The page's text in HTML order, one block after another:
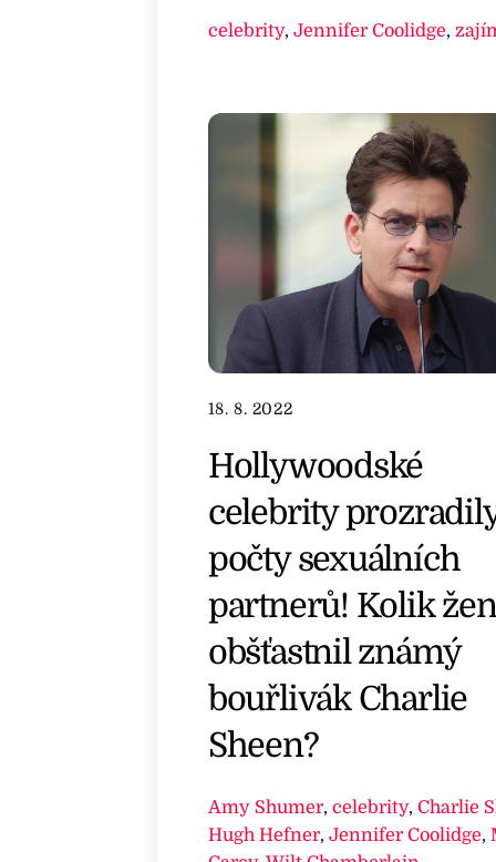
celebrity, Jennifer Coolidge,
18. 8. 2022
Hollywoodské
celebrity
počty sexuálních
partnerů! Kolik žen
obšťastnil známý
bouřlivák Charlie
Sheen?
Amy Shumer, celebrity, Charlie
Hugh Hefner, Jennifer Coolidge,